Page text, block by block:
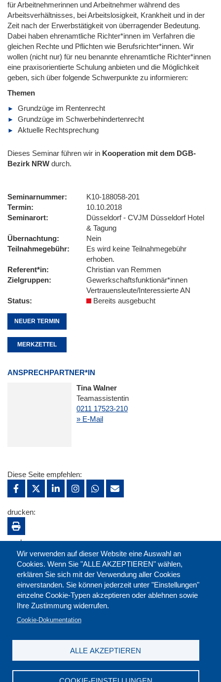
für Arbeitnehmerinnen und Arbeitnehmer während des
Arbeitsverhältnisses, bei Arbeitslosigkeit, Krankheit und in der
Zeit nach der Erwerbstätigkeit von überragender Bedeutung.
Dabei haben ehrenamtliche Richter*innen im Verfahren die
gleichen Rechte und Pflichten wie Berufsrichter*innen. Wir
wollen (nicht nur) für neu benannte ehrenamtliche Richter*innen
eine praxisorientierte Schulung anbieten und die Möglichkeit
geben, sich über folgende Schwerpunkte zu informieren:
Themen
Grundzüge im Rentenrecht
Grundzüge im Schwerbehindertenrecht
Aktuelle Rechtsprechung
Dieses Seminar führen wir in Kooperation mit dem DGB-
Bezirk NRW durch.
Seminarnummer
K10-188058-201
Termin
10.10.2018
Seminarort
Düsseldorf - CVJM Düsseldorf Hotel
& Tagung
Übernachtung
Nein
Teilnahmegebühr
Es wird keine Teilnahmegebühr
erhoben.
Referent*in
Christian van Remmen
Zielgruppen
Gewerkschaftsfunktionär*innen
Vertrauensleute/Interessierte AN
Status
Bereits ausgebucht
NEUER TERMIN
MERKZETTEL
ANSPRECHPARTNER*IN
Tina Walner
Teamassistentin
0211 17523-210
» E-Mail
Wir verwenden auf dieser Website eine Auswahl an
Cookies. Wenn Sie "ALLE AKZEPTIEREN" wählen,
erklären Sie sich mit der Verwendung aller Cookies
einverstanden. Sie können jederzeit unter "Einstellungen"
einzelne Cookie-Typen akzeptieren oder ablehnen sowie
Ihre Zustimmung widerrufen.
Cookie-Dokumentation
ALLE AKZEPTIEREN
Diese Seite empfehlen:
drucken:
merken: